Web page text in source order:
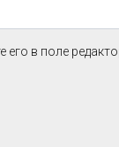
в поле